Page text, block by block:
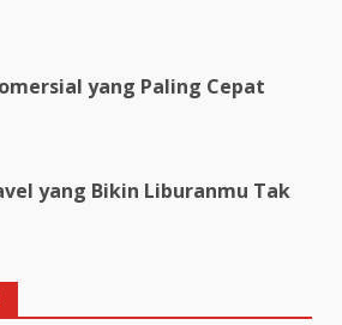
yang Paling Cepat
yang Bikin Liburanmu Tak